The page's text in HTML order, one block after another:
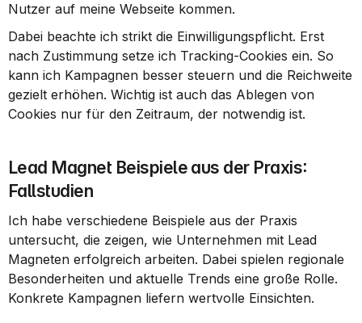
Nutzer auf meine Webseite kommen.
Dabei beachte ich strikt die Einwilligungspflicht. Erst
nach Zustimmung setze ich Tracking-Cookies ein. So
kann ich Kampagnen besser steuern und die Reichweite
gezielt erhöhen. Wichtig ist auch das Ablegen von
Cookies nur für den Zeitraum, der notwendig ist.
Lead Magnet Beispiele aus der Praxis:
Fallstudien
Ich habe verschiedene Beispiele aus der Praxis
untersucht, die zeigen, wie Unternehmen mit Lead
Magneten erfolgreich arbeiten. Dabei spielen regionale
Besonderheiten und aktuelle Trends eine große Rolle.
Konkrete Kampagnen liefern wertvolle Einsichten.